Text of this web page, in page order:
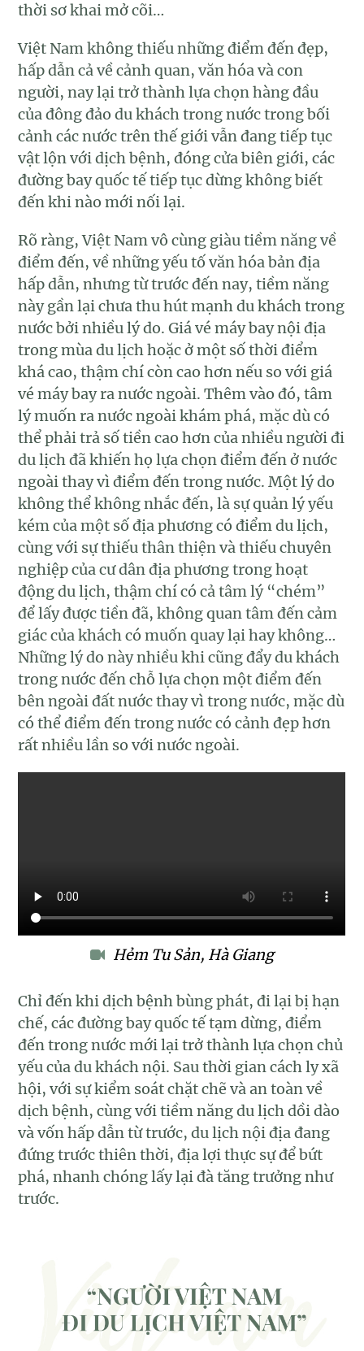
thời sơ khai mở cõi…
Việt Nam không thiếu những điểm đến đẹp,
hấp dẫn cả về cảnh quan, văn hóa và con
người, nay lại trở thành lựa chọn hàng đầu
của đông đảo du khách trong nước trong bối
cảnh các nước trên thế giới vẫn đang tiếp tục
vật lộn với dịch bệnh, đóng cửa biên giới, các
đường bay quốc tế tiếp tục dừng không biết
đến khi nào mới nối lại.
Rõ ràng, Việt Nam vô cùng giàu tiềm năng về
điểm đến, về những yếu tố văn hóa bản địa
hấp dẫn, nhưng từ trước đến nay, tiềm năng
này gần lại chưa thu hút mạnh du khách trong
nước bởi nhiều lý do. Giá vé máy bay nội địa
trong mùa du lịch hoặc ở một số thời điểm
khá cao, thậm chí còn cao hơn nếu so với giá
vé máy bay ra nước ngoài. Thêm vào đó, tâm
lý muốn ra nước ngoài khám phá, mặc dù có
thể phải trả số tiền cao hơn của nhiều người đi
du lịch đã khiến họ lựa chọn điểm đến ở nước
ngoài thay vì điểm đến trong nước. Một lý do
không thể không nhắc đến, là sự quản lý yếu
kém của một số địa phương có điểm du lịch,
cùng với sự thiếu thân thiện và thiếu chuyên
nghiệp của cư dân địa phương trong hoạt
động du lịch, thậm chí có cả tâm lý “chém”
để lấy được tiền đã, không quan tâm đến cảm
giác của khách có muốn quay lại hay không…
Những lý do này nhiều khi cũng đẩy du khách
trong nước đến chỗ lựa chọn một điểm đến
bên ngoài đất nước thay vì trong nước, mặc dù
có thể điểm đến trong nước có cảnh đẹp hơn
rất nhiều lần so với nước ngoài.
Hẻm Tu Sản, Hà Giang
Chỉ đến khi dịch bệnh bùng phát, đi lại bị hạn
chế, các đường bay quốc tế tạm dừng, điểm
đến trong nước mới lại trở thành lựa chọn chủ
yếu của du khách nội. Sau thời gian cách ly xã
hội, với sự kiểm soát chặt chẽ và an toàn về
dịch bệnh, cùng với tiềm năng du lịch dồi dào
và vốn hấp dẫn từ trước, du lịch nội địa đang
đứng trước thiên thời, địa lợi thực sự để bứt
phá, nhanh chóng lấy lại đà tăng trưởng như
trước.